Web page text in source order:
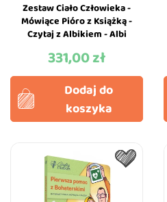
Zestaw Ciało Człowieka -
Mówiące Pióro z Książką -
Czytaj z Albikiem - Albi
Cena
331,00 zł
Dodaj do
koszyka